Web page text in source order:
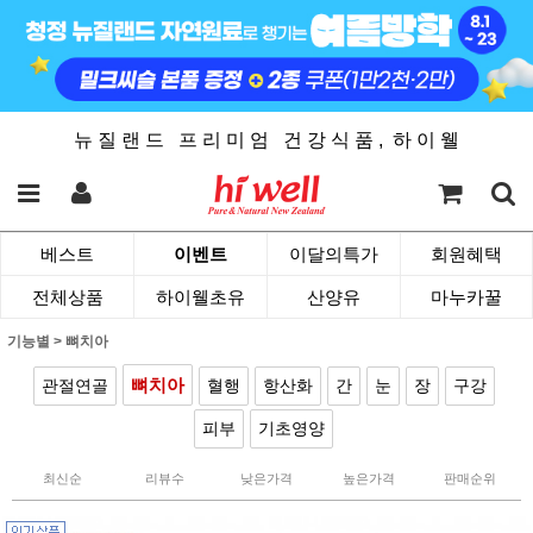
뉴 질 랜 드 프 리 미 엄 건 강 식 품 , 하 이 웰
베스트 이벤트 이달의특가 회원혜택
전체상품 하이웰초유 산양유 마누카꿀
기능별 > 뼈치아
관절연골 뼈치아 혈행 항산화 간 눈 장 구강
피부 기초영양
최신순 리뷰수 낮은가격 높은가격 판매순위